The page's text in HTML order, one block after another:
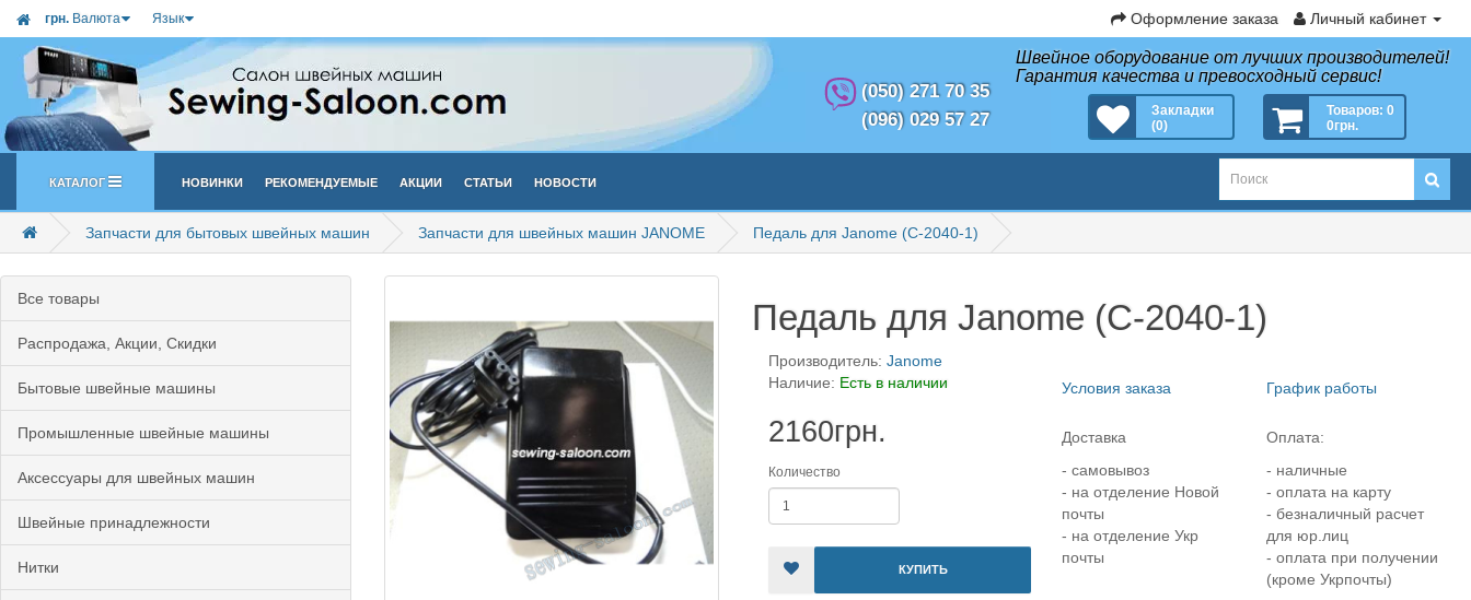
грн. Валюта Язык Оформление заказа Личный кабинет
(050) 271 70 35
(096) 029 57 27
Швейное оборудование от лучших производителей!
Гарантия качества и превосходный сервис!
Закладки
(0)
Товаров: 0
0грн.
Каталог Новинки Рекомендуемые Акции Статьи Новости
Запчасти для бытовых швейных машин Запчасти для швейных машин JANOME Педаль для Janome (C-2040-1)
Все товары
Распродажа, Акции, Скидки
Бытовые швейные машины
Промышленные швейные машины
Аксессуары для швейных машин
Швейные принадлежности
Нитки
Педаль для Janome (C-2040-1)
Производитель: Janome
Наличие: Есть в наличии
2160грн.
Количество
КУПИТЬ
Условия заказа
Доставка
- самовывоз
- на отделение Новой
почты
- на отделение Укр
почты
График работы
Оплата:
- наличные
- оплата на карту
- безналичный расчет
для юр.лиц
- оплата при получении
(кроме Укрпочты)